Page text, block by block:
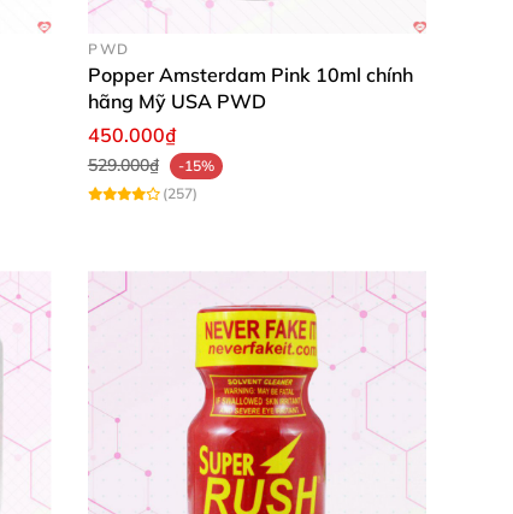
PWD
Popper Amsterdam Pink 10ml chính
hãng Mỹ USA PWD
450.000₫
529.000₫
-15%
(257)